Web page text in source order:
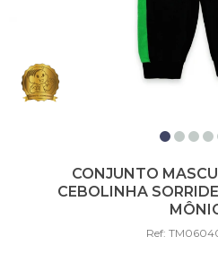
CONJUNTO
CEBOLINHA
Ref: